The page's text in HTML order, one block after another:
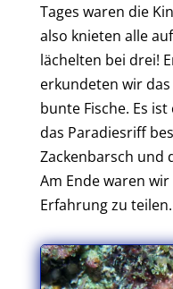
Tages waren die
also knieten alle
lächelten bei drei!
erkundeten wir
bunte Fische. Es
das Paradiesriff
Zackenbarsch und
Am Ende waren
Erfahrung zu teilen.